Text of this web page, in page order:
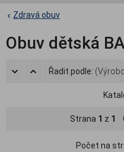
Zdravá obuv
Obuv dětská
Řadit podle:
Strana 1 z 1
Počet na